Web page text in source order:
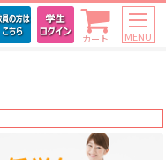
カート MENU